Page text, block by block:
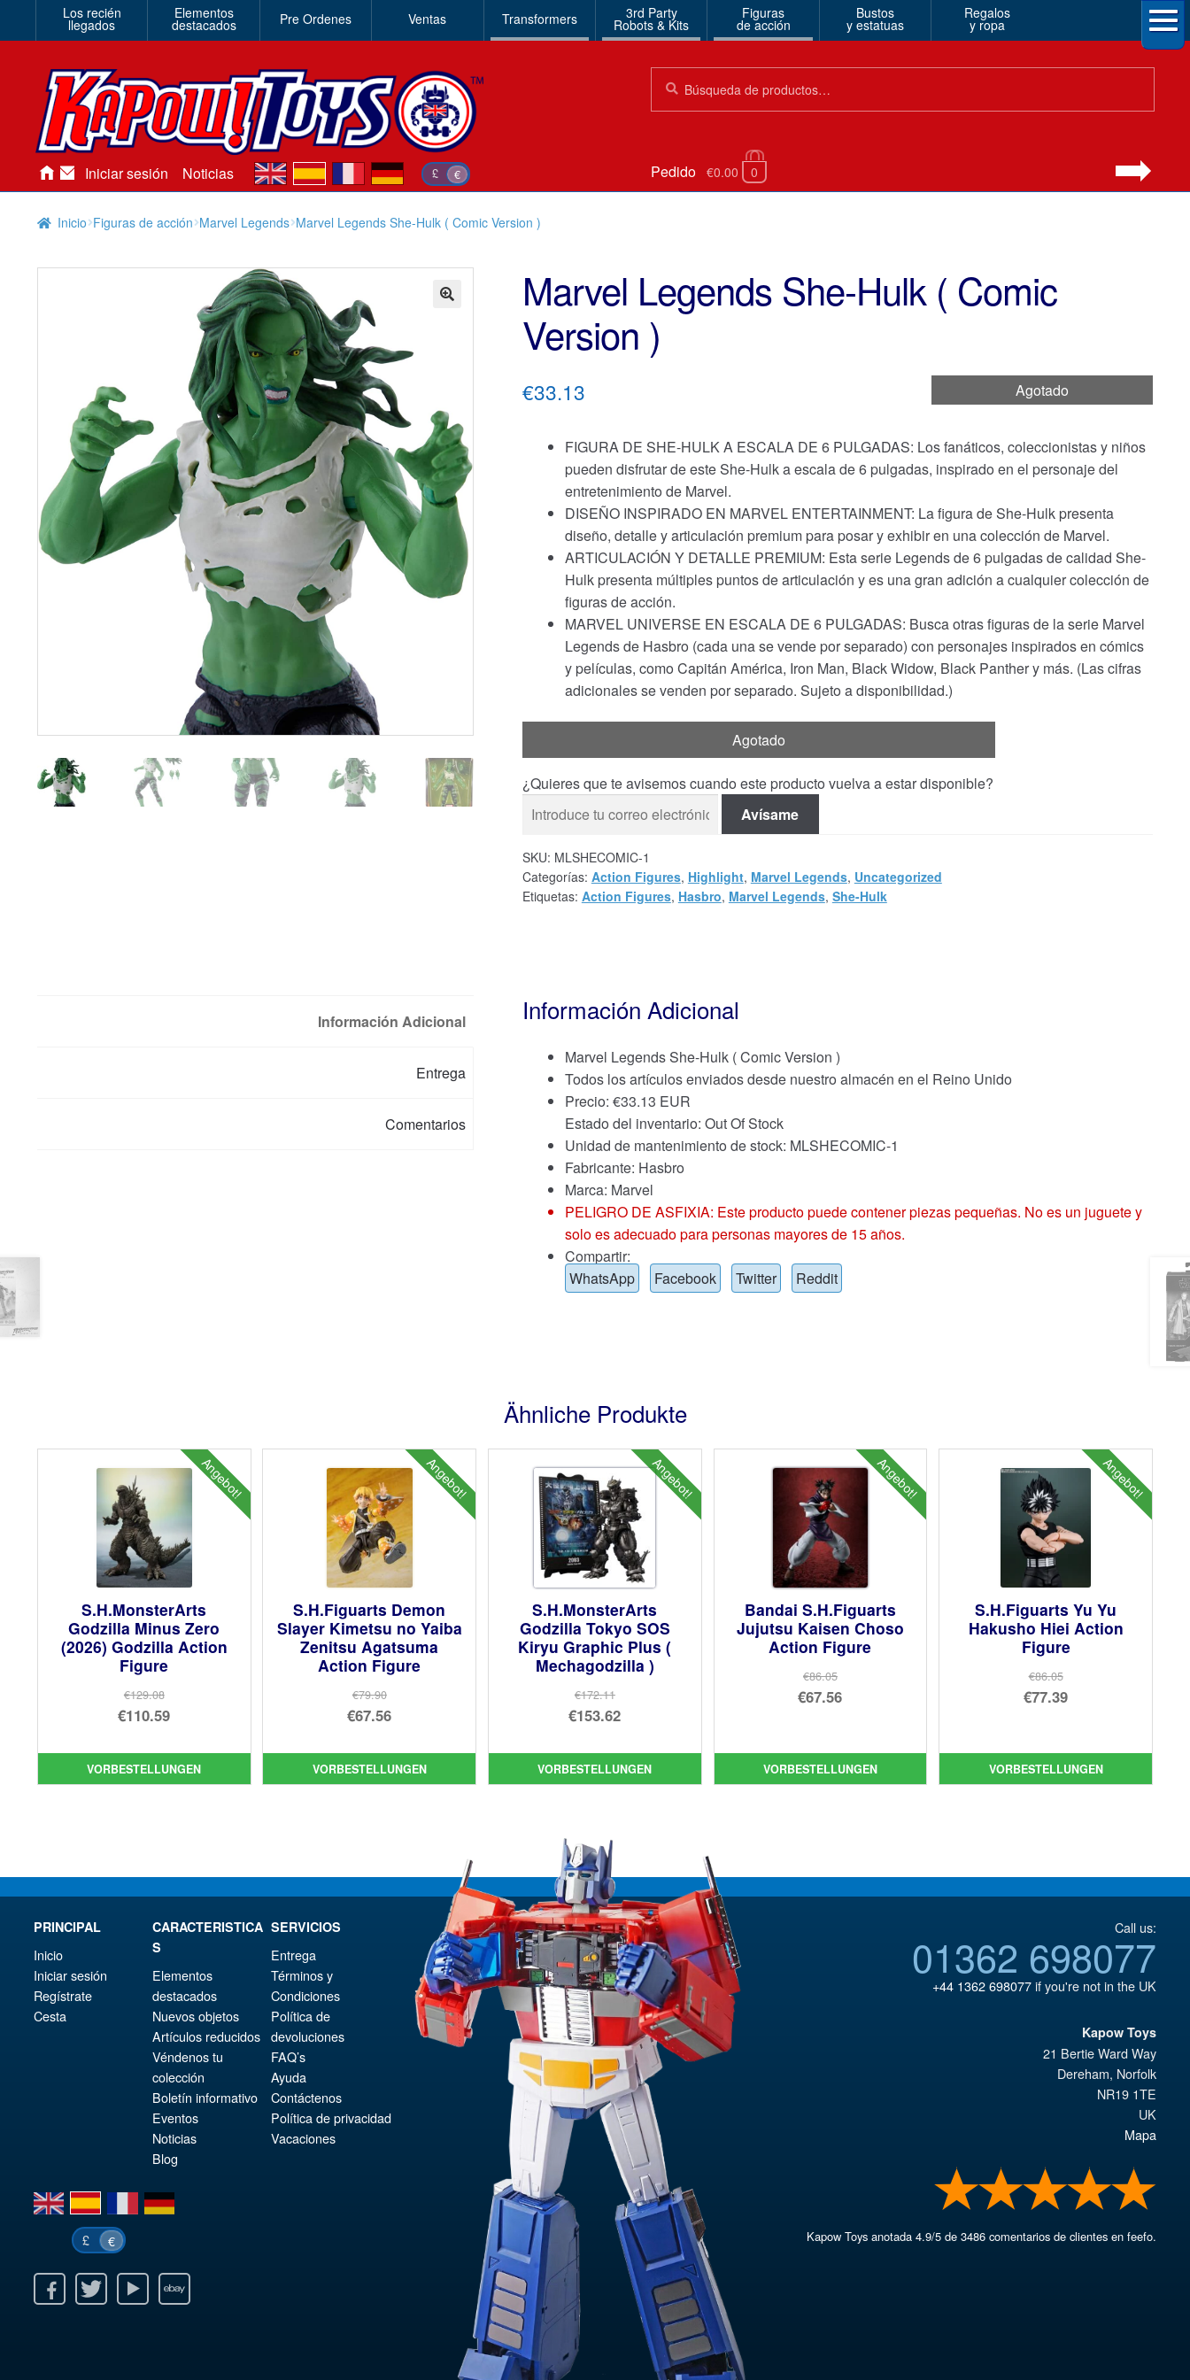
Los recién
llegados
Elementos
destacados Pre Ordenes Ventas Transformers 3rd Party
Robots & Kits
Figuras
de acción
Bustos
y estatuas
Regalos
y ropa
Iniciar sesión Noticias £ €
en es de Pedido €0.00 0
Inicio Figuras de acción Marvel Legends Marvel Legends She-Hulk ( Comic Version )
Marvel Legends She-Hulk ( Comic
Version )
Agotado
€33.13
FIGURA DE SHE-HULK A ESCALA DE 6 PULGADAS: Los fanáticos, coleccionistas y niños
pueden disfrutar de este She-Hulk a escala de 6 pulgadas, inspirado en el personaje del
entretenimiento de Marvel.
DISEÑO INSPIRADO EN MARVEL ENTERTAINMENT: La figura de She-Hulk presenta
diseño, detalle y articulación premium para posar y exhibir en una colección de Marvel.
ARTICULACIÓN Y DETALLE PREMIUM: Esta serie Legends de 6 pulgadas de calidad She-
Hulk presenta múltiples puntos de articulación y es una gran adición a cualquier colección de
figuras de acción.
MARVEL UNIVERSE EN ESCALA DE 6 PULGADAS: Busca otras figuras de la serie Marvel
Legends de Hasbro (cada una se vende por separado) con personajes inspirados en cómics
y películas, como Capitán América, Iron Man, Black Widow, Black Panther y más. (Las cifras
adicionales se venden por separado. Sujeto a disponibilidad.)
Agotado
¿Quieres que te avisemos cuando este producto vuelva a estar disponible?
Avísame
SKU: MLSHECOMIC-1
Categorías: Action Figures, Highlight, Marvel Legends, Uncategorized
Etiquetas: Action Figures, Hasbro, Marvel Legends, She-Hulk
Información Adicional
Entrega
Comentarios
Información Adicional
Marvel Legends She-Hulk ( Comic Version )
Todos los artículos enviados desde nuestro almacén en el Reino Unido
Precio: €33.13 EUR
Estado del inventario: Out Of Stock
Unidad de mantenimiento de stock: MLSHECOMIC-1
Fabricante: Hasbro
Marca: Marvel
PELIGRO DE ASFIXIA: Este producto puede contener piezas pequeñas. No es un juguete y
solo es adecuado para personas mayores de 15 años.
Compartir:
WhatsApp
Facebook Twitter Reddit
Ähnliche Produkte
Angebot!
S.H.MonsterArts
Godzilla Minus Zero
(2026) Godzilla Action
Figure
€129.08
Ursprünglicher
war:
€129.08
€110.59
Preis
ist:
VORBESTELLUNGEN
Angebot!
S.H.Figuarts Demon
Slayer Kimetsu no Yaiba
Zenitsu Agatsuma
Action Figure
€79.90
Ursprünglicher
war:
€79.90
€67.56
Preis
ist:
VORBESTELLUNGEN
Angebot!
S.H.MonsterArts
Godzilla Tokyo SOS
Kiryu Graphic Plus (
Mechagodzilla )
€172.11
Ursprünglicher
war:
€172.11
€153.62
Preis
ist:
VORBESTELLUNGEN
Angebot!
Bandai S.H.Figuarts
Jujutsu Kaisen Choso
Action Figure
€86.05
Ursprünglicher
€86.05
€67.56
ist:
€67.56.
VORBESTELLUNGEN
Angebot!
S.H.Figuarts Yu Yu
Hakusho Hiei Action
Figure
€86.05
Ursprünglicher
€86.05
€77.39
ist:
€77.39.
VORBESTELLUNGEN
PRINCIPAL
Inicio
Iniciar sesión
Regístrate
Cesta
CARACTERISTICA
S
Elementos
destacados
Nuevos objetos
Artículos reducidos
Véndenos tu
colección
Boletín informativo
Eventos
Noticias
Blog
SERVICIOS
Entrega
Términos y
Condiciones
Política de
devoluciones
FAQ’s
Ayuda
Contáctenos
Política de privacidad
Vacaciones
en es fr de
£ €
Youtube Ebay
Call us:
01362 698077
+44 1362 698077if you're not in the UK
Kapow Toys
21 Bertie Ward Way
Dereham, Norfolk
NR19 1TE
UK
Mapa
Kapow Toys anotada4.9/5 de3486 comentarios de clientes en feefo.